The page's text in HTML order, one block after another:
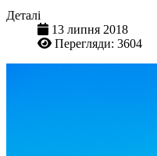
Деталі
13 липня 2018
Перегляди: 3604